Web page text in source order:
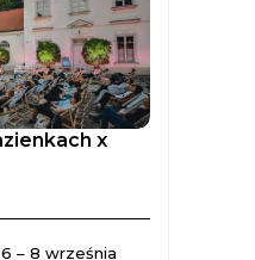
x
– 8 września